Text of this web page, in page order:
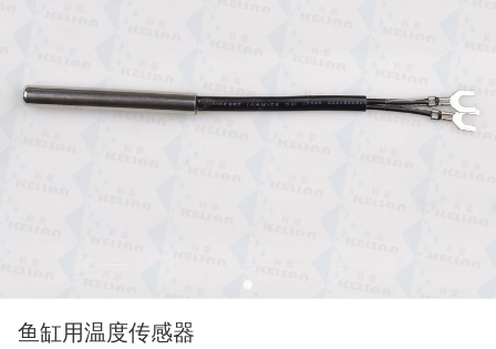
鱼缸用温度传感器